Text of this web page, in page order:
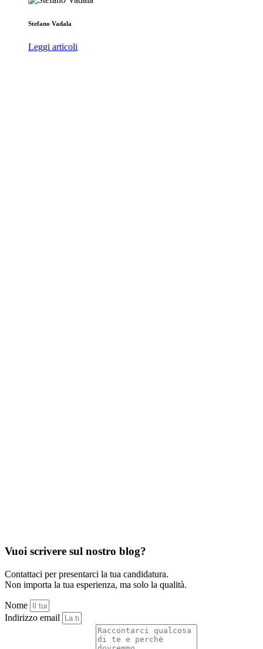
Stefano Vadala
Leggi articoli
Vuoi scrivere sul nostro blog?
Contattaci per presentarci la tua candidatura.
Non importa la tua esperienza, ma solo la qualità.
Nome
Indirizzo email